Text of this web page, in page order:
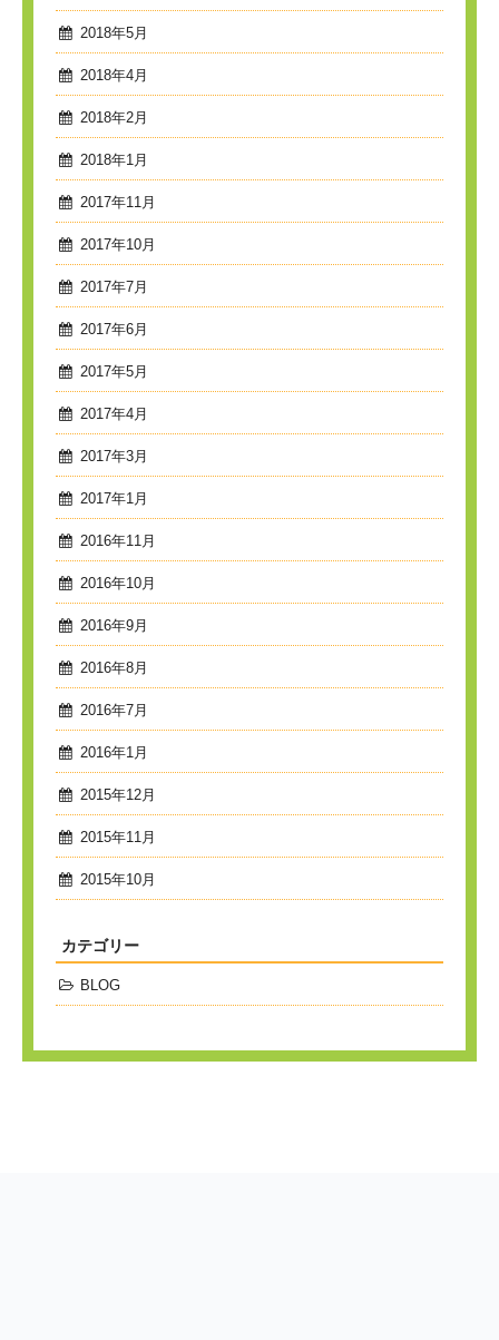
2018年5月
2018年4月
2018年2月
2018年1月
2017年11月
2017年10月
2017年7月
2017年6月
2017年5月
2017年4月
2017年3月
2017年1月
2016年11月
2016年10月
2016年9月
2016年8月
2016年7月
2016年1月
2015年12月
2015年11月
2015年10月
カテゴリー
BLOG